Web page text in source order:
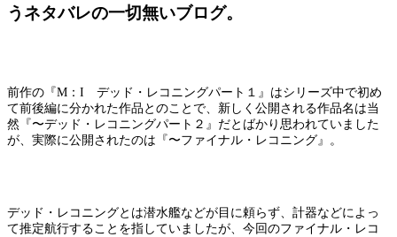
うネタバレの一切無いブログ。
前作の『M：I デッド・レコニングパート１』はシリーズ中で初め
て前後編に分かれた作品とのことで、新しく公開される作品名は当
然『〜デッド・レコニングパート２』だとばかり思われていました
が、実際に公開されたのは『〜ファイナル・レコニング』。
デッド・レコニングとは潜水艦などが目に頼らず、計器などによっ
て推定航行することを指していましたが、今回のファイナル・レコ